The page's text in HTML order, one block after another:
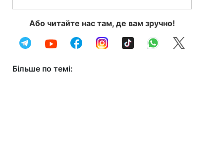
Або читайте нас там, де вам зручно!
Більше по темі: